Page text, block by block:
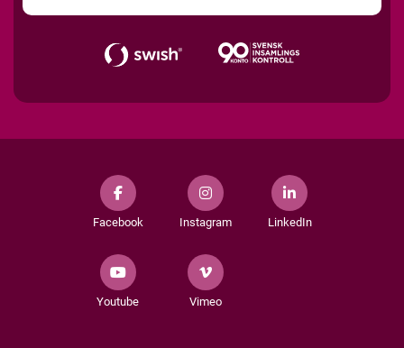
Facebook Instagram LinkedIn
Youtube Vimeo